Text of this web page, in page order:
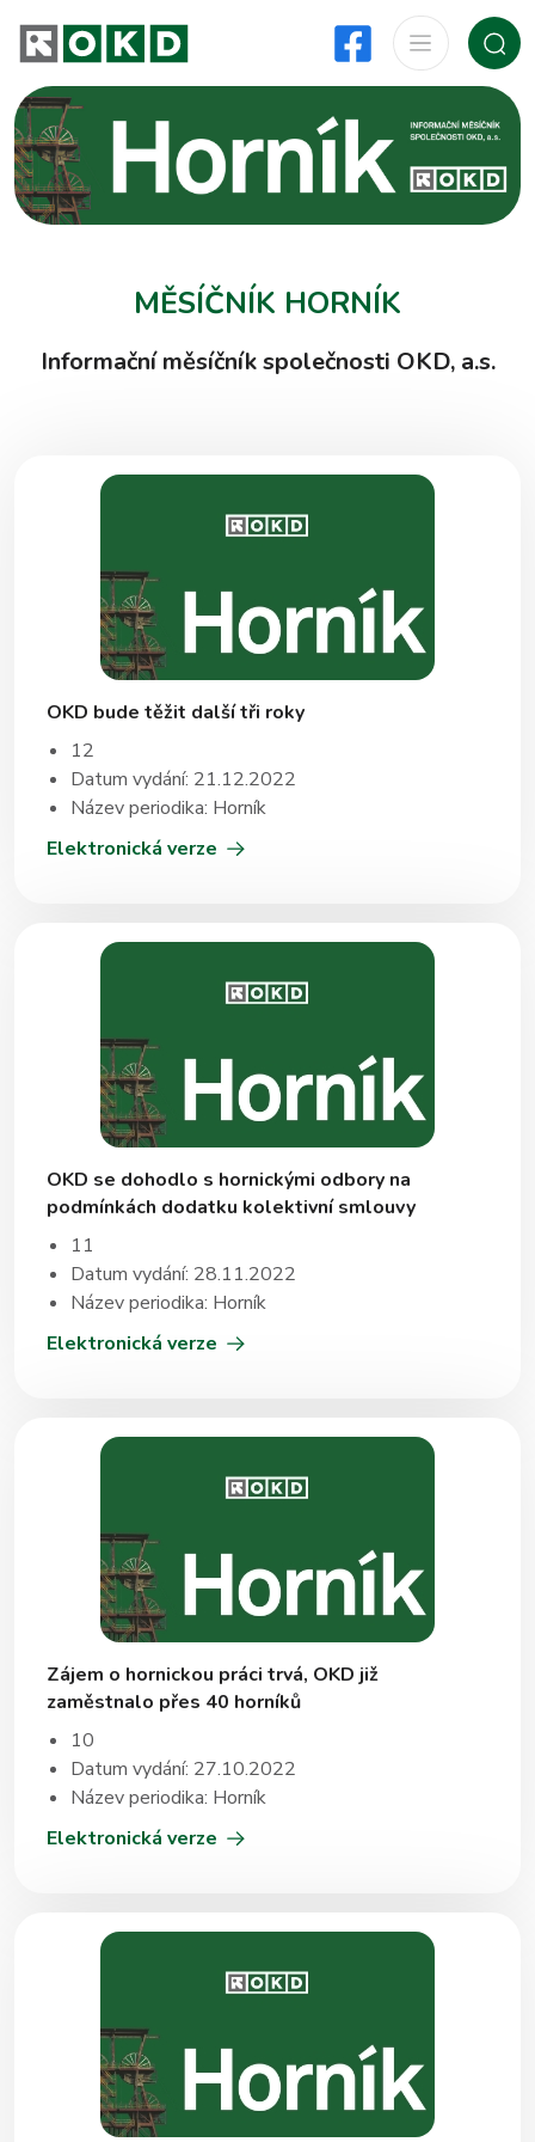
MĚSÍČNÍK HORNÍK
Informační měsíčník společnosti OKD, a.s.
OKD bude těžit další tři roky
12
Datum vydání: 21.12.2022
Název periodika: Horník
Elektronická verze
OKD se dohodlo s hornickými odbory na
podmínkách dodatku kolektivní smlouvy
11
Datum vydání: 28.11.2022
Název periodika: Horník
Elektronická verze
Zájem o hornickou práci trvá, OKD již
zaměstnalo přes 40 horníků
10
Datum vydání: 27.10.2022
Název periodika: Horník
Elektronická verze